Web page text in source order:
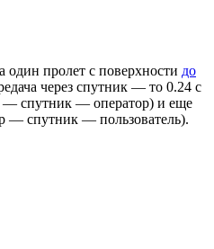
один пролет с поверхности до
через спутник — то 0.24 с
— спутник — оператор) и еще
— спутник — пользователь).